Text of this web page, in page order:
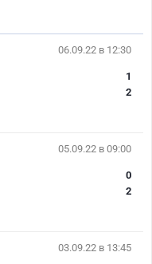
06.09.22 в 12:30
1
2
05.09.22 в 09:00
0
2
03.09.22 в 13:45